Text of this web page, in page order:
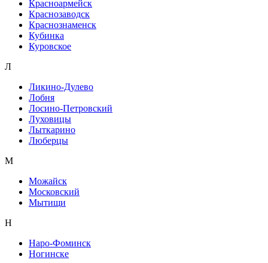
Красноармейск
Краснозаводск
Краснознаменск
Кубинка
Куровское
Л
Ликино-Дулево
Лобня
Лосино-Петровский
Луховицы
Лыткарино
Люберцы
М
Можайск
Московский
Мытищи
Н
Наро-Фоминск
Ногинске